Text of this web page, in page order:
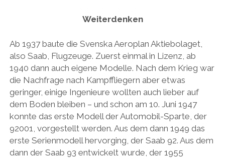
BRITS
CARROSSIERS
CHRYSLER/DODGE/JEEP
CITROËN
DAIMLER
EXOTEN
FERRARI
FIAT/ABARTH
DEUTSCH
öffnen
facebook
instagram
pinterest
Weiterdenken
Ab 1937 baute die Svenska Aeroplan Aktiebolaget,
also Saab, Flugzeuge. Zuerst einmal in Lizenz, ab
1940 dann auch eigene Modelle. Nach dem Krieg war
die Nachfrage nach Kampffliegern aber etwas
geringer, einige Ingenieure wollten auch lieber auf
dem Boden bleiben – und schon am 10. Juni 1947
konnte das erste Modell der Automobil-Sparte, der
92001, vorgestellt werden. Aus dem dann 1949 das
erste Serienmodell hervorging, der Saab 92. Aus dem
dann der Saab 93 entwickelt wurde, der 1955